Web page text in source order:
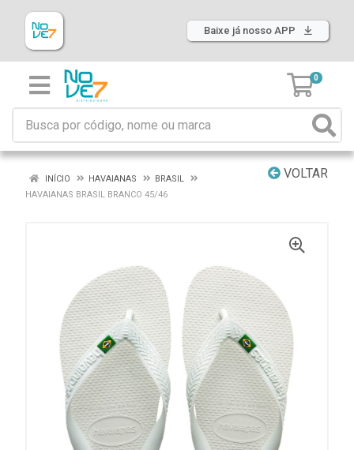
Baixe já nosso APP
0
VOLTAR
INÍCIO HAVAIANAS
BRASIL
HAVAIANAS BRASIL BRANCO 45/46